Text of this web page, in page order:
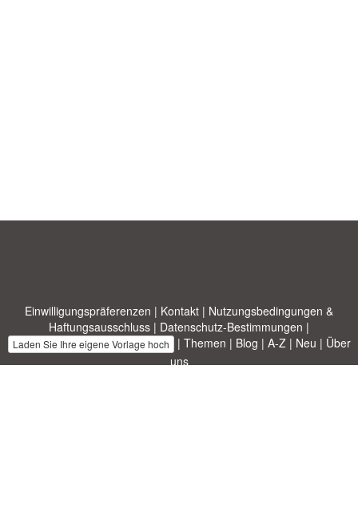
Einwilligungspräferenzen | Kontakt | Nutzungsbedingungen &
Haftungsausschluss | Datenschutz-Bestimmungen |
Laden Sie Ihre eigene Vorlage hoch | Themen | Blog | A-Z | Neu | Über
uns